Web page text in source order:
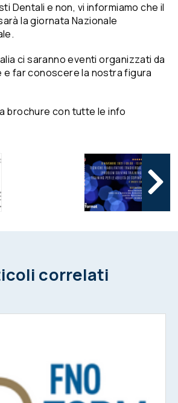
Dentali e non, vi informiamo che il
la giornata Nazionale
ci saranno eventi organizzati da
e far conoscere la nostra figura
brochure con tutte le info
correlati